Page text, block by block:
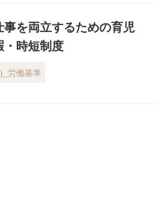
事を両立するための育児
・時短制度
労働基準